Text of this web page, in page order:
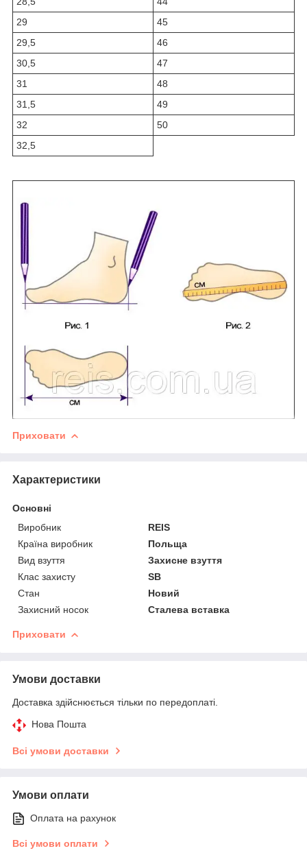
29
45
29,5
46
30,5
47
31
48
31,5
49
32
50
32,5
Приховати
Характеристики
Основні
Виробник
REIS
Країна виробник
Польща
Вид взуття
Захисне взуття
Клас захисту
SB
Стан
Новий
Захисний носок
Сталева вставка
Приховати
Умови доставки
Доставка здійснюється тільки по передоплаті.
Нова Пошта
Всі умови доставки
Умови оплати
Оплата на рахунок
Всі умови оплати